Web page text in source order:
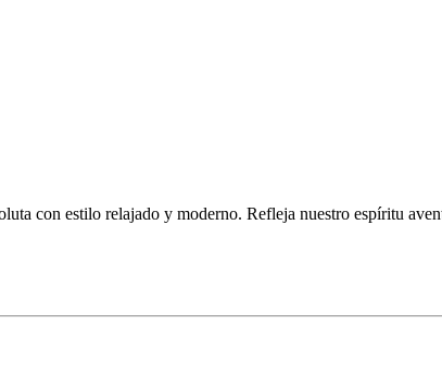
con estilo relajado y moderno. Refleja nuestro espíritu